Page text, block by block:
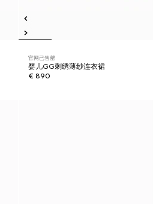
官网已售罄
婴儿GG刺绣薄纱连衣裙
€ 890